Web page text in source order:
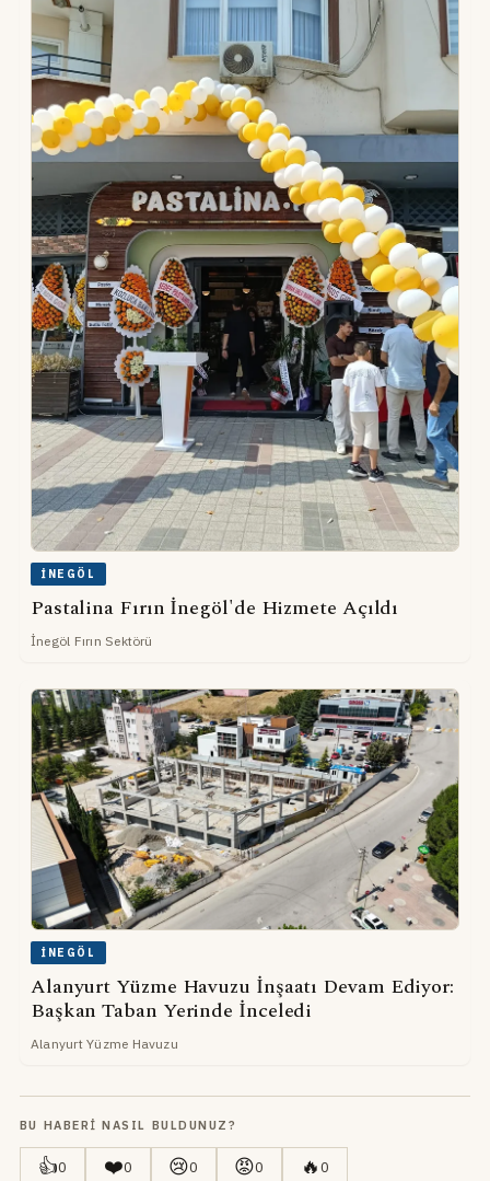
İNEGÖL
Pastalina Fırın İnegöl'de Hizmete Açıldı
İnegöl Fırın Sektörü
İNEGÖL
Alanyurt Yüzme Havuzu İnşaatı Devam Ediyor:
Başkan Taban Yerinde İnceledi
Alanyurt Yüzme Havuzu
BU HABERI NASIL BULDUNUZ?
👍0 ❤️0 😢0 😡0 🔥0